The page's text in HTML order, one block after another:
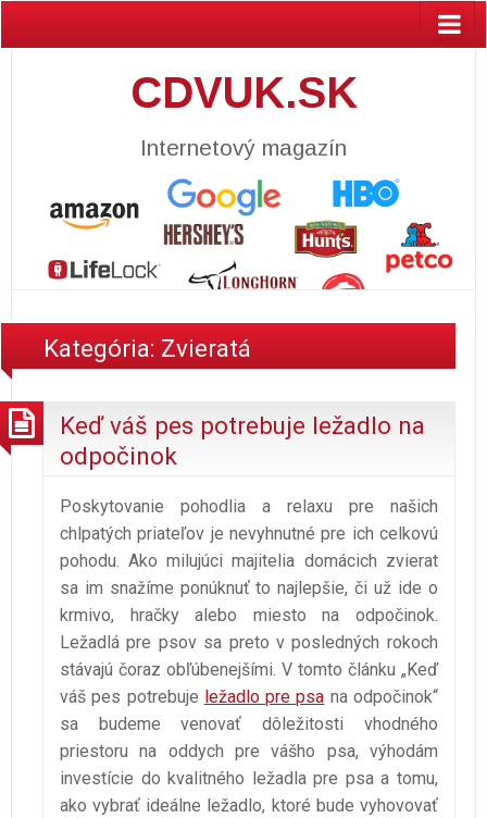
CDVUK.SK
Internetový magazín
Kategória: Zvieratá
Keď váš pes potrebuje ležadlo na
odpočinok
Poskytovanie pohodlia a relaxu pre našich
chlpatých priateľov je nevyhnutné pre ich celkovú
pohodu. Ako milujúci majitelia domácich zvierat
sa im snažíme ponúknuť to najlepšie, či už ide o
krmivo, hračky alebo miesto na odpočinok.
Ležadlá pre psov sa preto v posledných rokoch
stávajú čoraz obľúbenejšími. V tomto článku „Keď
váš pes potrebuje ležadlo pre psa na odpočinok“
sa budeme venovať dôležitosti vhodného
priestoru na oddych pre vášho psa, výhodám
investície do kvalitného ležadla pre psa a tomu,
ako vybrať ideálne ležadlo, ktoré bude vyhovovať